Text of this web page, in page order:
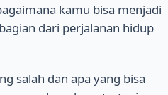
kamu bisa menjadi
dari perjalanan hidup
salah dan apa yang bisa